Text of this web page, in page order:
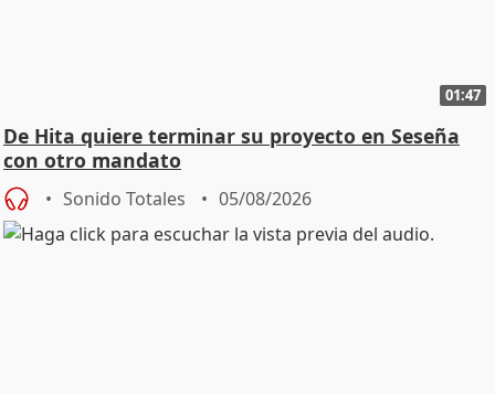
01:47
De Hita quiere terminar su proyecto en Seseña
con otro mandato
Sonido Totales 05/08/2026